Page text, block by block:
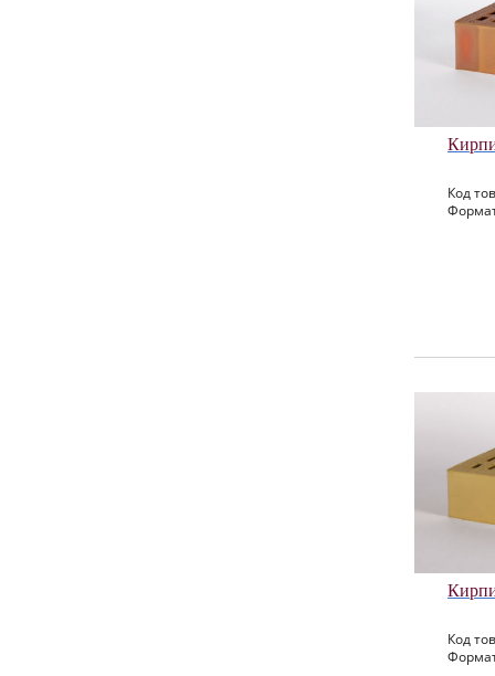
Код
Код